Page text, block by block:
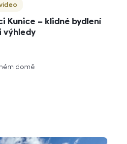
Kunice – klidné bydlení
výhledy
domě